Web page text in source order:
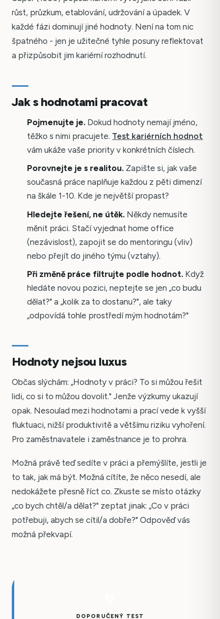
růst, průzkum, etablování, udržování a úpadek. V
každé fázi dominují jiné hodnoty. Není na tom nic
špatného - jen je užitečné tyhle posuny reflektovat
a přizpůsobit jim kariérní rozhodnutí.
Jak s hodnotami pracovat
Pojmenujte je. Dokud hodnoty nemají jméno,
těžko s nimi pracujete. Test kariérních hodnot
vám ukáže vaše priority v konkrétních číslech.
Porovnejte je s realitou. Zapište si, jak vaše
současná práce naplňuje každou z pěti dimenzí
na škále 1-10. Kde je největší propast?
Hledejte řešení, ne útěk. Někdy nemusíte
měnit práci. Stačí vyjednat home office
(nezávislost), zapojit se do mentoringu (vliv)
nebo přejít do jiného týmu (vztahy).
Při změně práce filtrujte podle hodnot. Když
hledáte novou pozici, neptejte se jen „co budu
dělat?" a „kolik za to dostanu?", ale taky
„odpovídá tohle prostředí mým hodnotám?"
Hodnoty nejsou luxus
Občas slýchám: „Hodnoty v práci? To si můžou řešit
lidi, co si to můžou dovolit." Jenže výzkumy ukazují
opak. Nesoulad mezi hodnotami a prací vede k vyšší
fluktuaci, nižší produktivitě a většímu riziku vyhoření.
Pro zaměstnavatele i zaměstnance je to prohra.
Možná právě teď sedíte v práci a přemýšlíte, jestli je
to tak, jak má být. Možná cítíte, že něco nesedí, ale
nedokážete přesně říct co. Zkuste se místo otázky
„co bych chtěl/a dělat?" zeptat jinak: „Co v práci
potřebuji, abych se cítil/a dobře?" Odpověď vás
možná překvapí.
DOPORUČENÝ TEST